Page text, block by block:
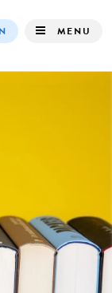
MENU